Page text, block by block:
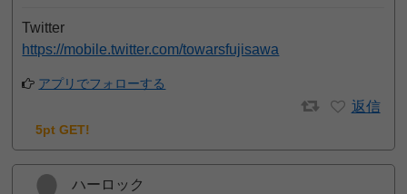
Twitter
https://mobile.twitter.com/towarsfujisawa
アプリでフォローする
返信
5pt GET!
ハーロック